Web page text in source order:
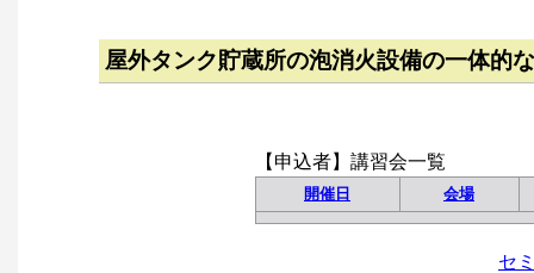
屋外タンク貯蔵所の泡消火設備の一体的
【申込者】講習会一覧
開催日 会場
セ